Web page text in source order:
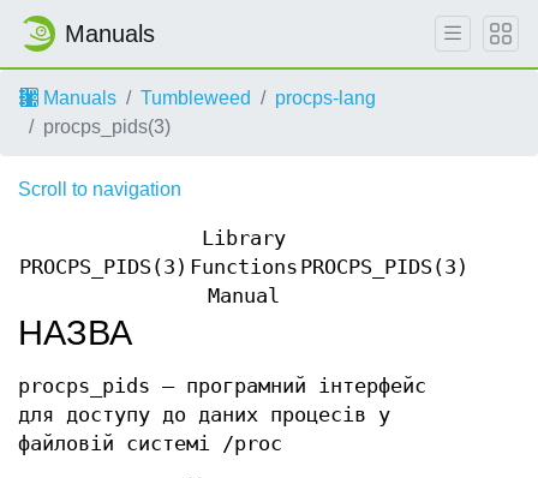
Manuals
Manuals Tumbleweed
procps-lang
procps_pids(3)
Scroll to navigation
PROCPS_PIDS(3)
Library
Functions
Manual
PROCPS_PIDS(3)
НАЗВА
procps_pids — програмний інтерфейс
для доступу до даних процесів у
файловій системі /proc